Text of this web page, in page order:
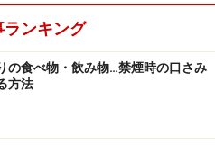
ガイド、その他当社と契約した
かねます。
ランキング
の食べ物・飲み物…禁煙時の口さみ
方法